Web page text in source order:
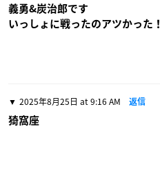
義勇&炭治郎です
いっしょに戦ったのアツかった！
2025年8月25日 at 9:16 AM 返信
猗窩座